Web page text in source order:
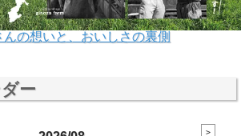
んの想いと、おいしさの裏側
ー